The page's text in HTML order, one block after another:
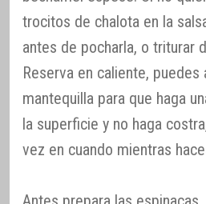
trocitos de chalota en la
antes de pocharla, o triturar
Reserva en caliente, puedes
mantequilla para que haga
la superficie y no haga
vez en cuando mientras